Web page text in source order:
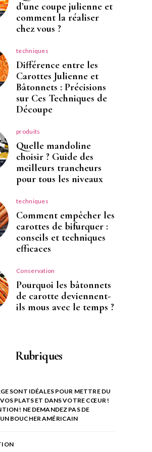
d’une coupe julienne et
comment la réaliser
chez vous ?
techniques
Différence entre les
Carottes Julienne et
Bâtonnets : Précisions
sur Ces Techniques de
Découpe
produits
Quelle mandoline
choisir ? Guide des
meilleurs trancheurs
pour tous les niveaux
techniques
Comment empêcher les
carottes de bifurquer :
conseils et techniques
efficaces
Conservation
Pourquoi les bâtonnets
de carotte deviennent-
ils mous avec le temps ?
Rubriques
SONT IDÉALES POUR METTRE DU
PLATS ET DANS VOTRE CŒUR !
! NE DEMANDEZ PAS DE
BOUCHER AMÉRICAIN